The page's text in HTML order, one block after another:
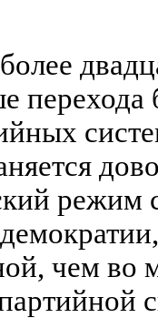
режим
чем во